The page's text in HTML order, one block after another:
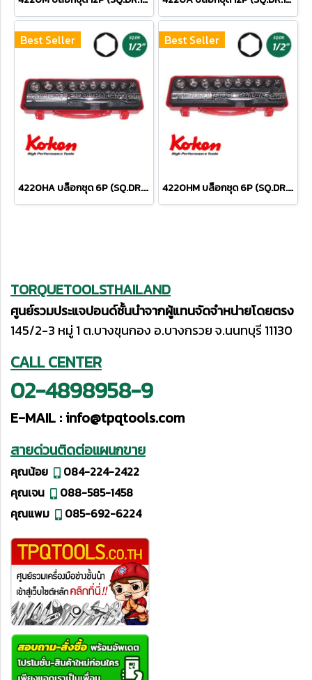
Best Seller
4220HA บล็อกชุด 6P (SQ.DR.1/2") Socket Set
Best Seller
4220HM บล็อกชุด 6P (SQ.DR.1/2") Socket Set
TORQUETOOLSTHAILAND
ศูนย์รวมประแจปอนด์ชั้นนำจากผู้แทนจัดจำหน่ายโดยตรง
145/2-3 หมู่ 1 ต.บางขุนกอง อ.บางกรวย จ.นนทบุรี 11130
CALL CENTER
02-4898958-9
E-MAIL :info@tpqtools.com
สายด่วนติดต่อแผนกขาย
คุณน้อย
084-224-2422
คุณเจน
088-585-1458
คุณแพม
085-692-6224